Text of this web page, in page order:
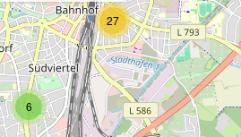
6
27